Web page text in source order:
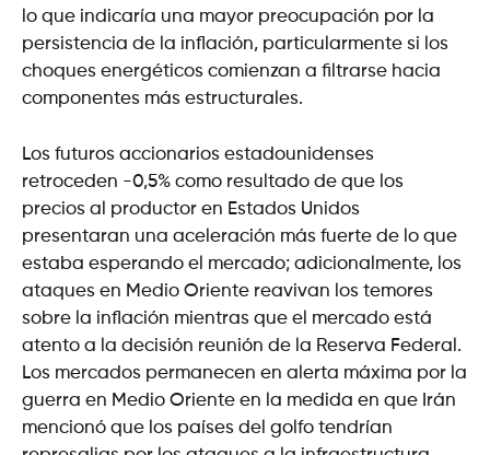
lo que indicaría una mayor preocupación por la
persistencia de la inflación, particularmente si los
choques energéticos comienzan a filtrarse hacia
componentes más estructurales.
Los futuros accionarios estadounidenses
retroceden -0,5% como resultado de que los
precios al productor en Estados Unidos
presentaran una aceleración más fuerte de lo que
estaba esperando el mercado; adicionalmente, los
ataques en Medio Oriente reavivan los temores
sobre la inflación mientras que el mercado está
atento a la decisión reunión de la Reserva Federal.
Los mercados permanecen en alerta máxima por la
guerra en Medio Oriente en la medida en que Irán
mencionó que los países del golfo tendrían